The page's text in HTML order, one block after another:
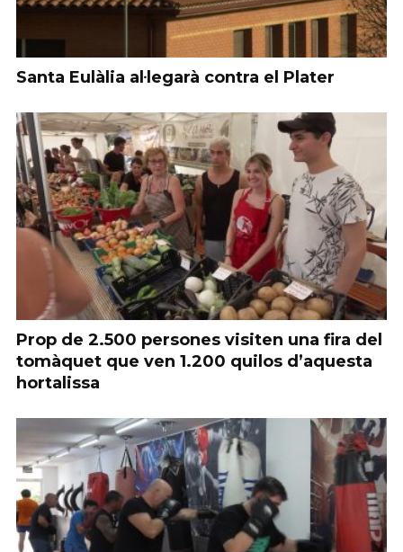
Santa Eulàlia al·legarà contra el Plater
Prop de 2.500 persones visiten una fira del
tomàquet que ven 1.200 quilos d’aquesta
hortalissa